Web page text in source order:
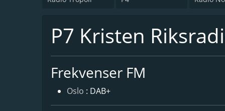
P7 Kristen
Frekvenser FM
Oslo : DAB+